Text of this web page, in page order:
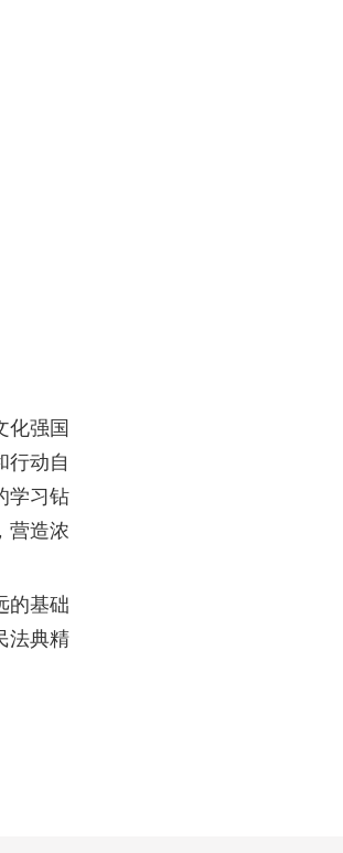
化强国
行动自
学习钻
营造浓
的基础
法典精